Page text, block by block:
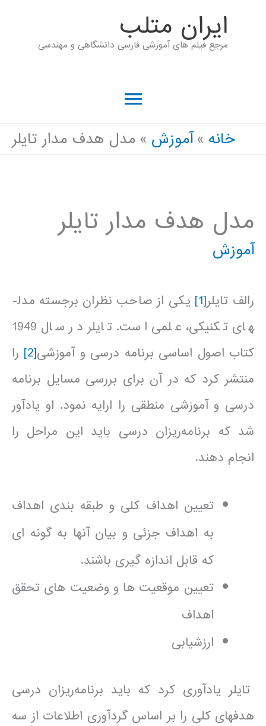
ايران متلب
مرجع فیلم های آموزشی فارسی دانشگاهی و مهندسی
فهرست
اصلی
خانه آموزش مدل هدف مدار تایلر
مدل هدف مدار تایلر
آموزش
رالف تایلر[1]یکی از صاحب نظران برجسته مدل­
های تکنیکی، علمی است. تایلر در سال 1949
کتاب اصول اساسی برنامه درسی و آموزشی[2]
را
منتشر کرد که در آن برای بررسی مسایل برنامه
درسی و آموزشی منطقی را ارایه نمود. او یادآور
شد که برنامه‌ریزان درسی باید این مراحل را
انجام دهند.
تعیین اهداف کلی و طبقه بندی اهداف
به اهداف جزئی و بیان آنها به گونه ای
که قابل اندازه گیری باشند.
تعیین موقعیت ها و وضعیت های تحقق
اهداف
ارزشیابی
تایلر یادآوری کرد که باید برنامه‌ریزان درسی
هدف­های کلی را بر اساس گردآوری اطلاعات از سه